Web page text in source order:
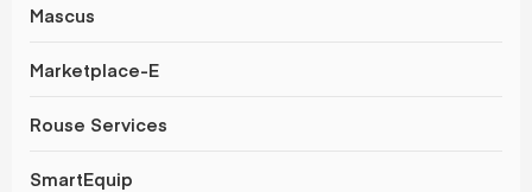
Mascus
Marketplace-E
Rouse Services
SmartEquip